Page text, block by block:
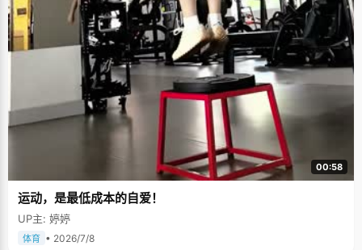
00:58
运动，是最低成本的自爱！
UP主: 婷婷
体育 • 2026/7/8